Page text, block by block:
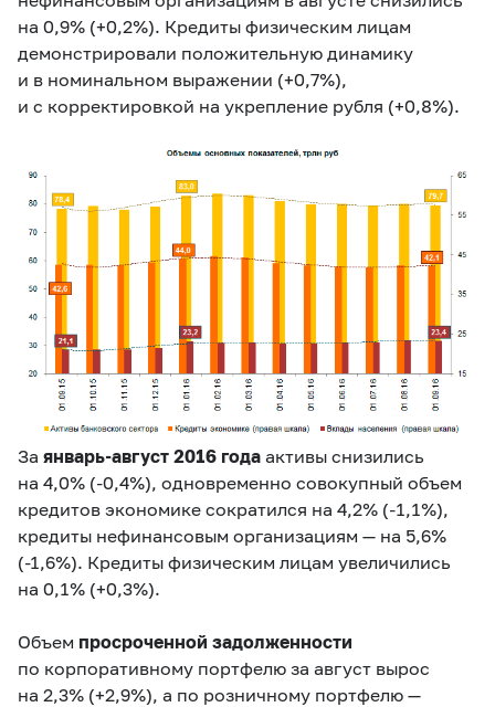
на 0,9% (+0,2%). Кредиты физическим лицам
демонстрировали положительную динамику
и в номинальном выражении (+0,7%),
и с корректировкой на укрепление рубля (+0,8%).
За январь-август 2016 года активы снизились
на 4,0% (-0,4%), одновременно совокупный объем
кредитов экономике сократился на 4,2% (‑1,1%),
кредиты нефинансовым организациям — на 5,6%
(-1,6%). Кредиты физическим лицам увеличились
на 0,1% (+0,3%).
Объем просроченной задолженности
по корпоративному портфелю за август вырос
на 2,3% (+2,9%), а по розничному портфелю —